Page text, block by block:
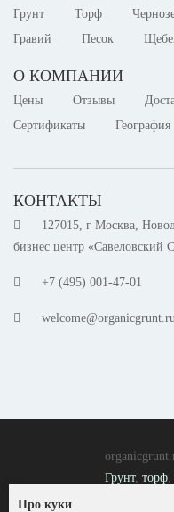
Грунт Торф
Гравий
Песок
О КОМПАНИИ
Цены Отзывы
Сертификаты
География
КОНТАКТЫ
127015, г Москва,
бизнес центр «Савеловский
+7 (495) 001-47-01
Грунт, торф,
Про куки